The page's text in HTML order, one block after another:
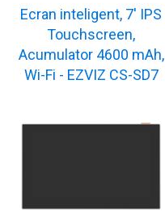
Ecran inteligent, 7' IPS
Touchscreen,
Acumulator 4600 mAh,
Wi-Fi - EZVIZ CS-SD7